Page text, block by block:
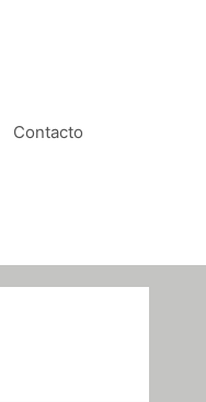
Contacto